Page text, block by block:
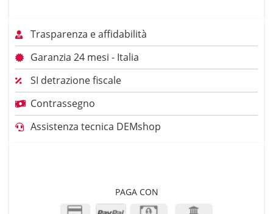
Trasparenza e affidabilità
Garanzia 24 mesi - Italia
SI detrazione fiscale
Contrassegno
Assistenza tecnica DEMshop
PAGA CON